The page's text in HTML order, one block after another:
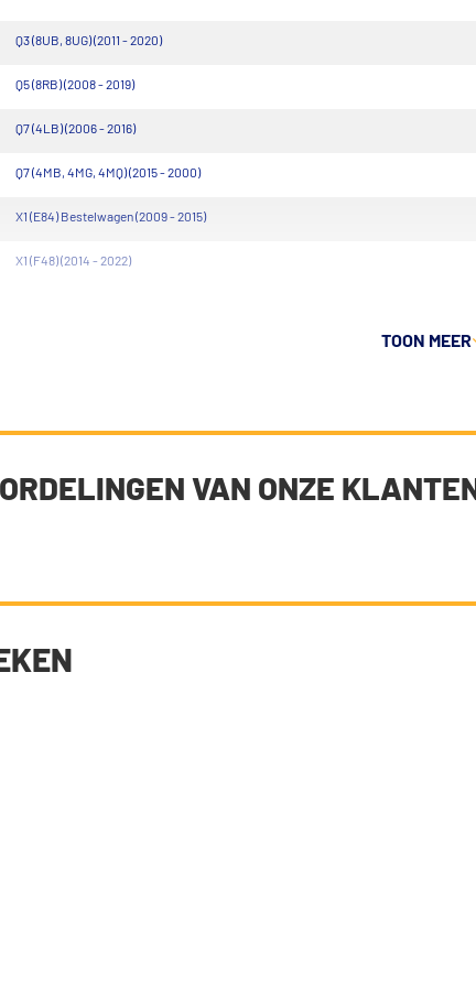
Q3 (8UB, 8UG) (2011 - 2020)
Q5 (8RB) (2008 - 2019)
Q7 (4LB) (2006 - 2016)
Q7 (4MB, 4MG, 4MQ) (2015 - 2000)
X1 (E84) Bestelwagen (2009 - 2015)
X1 (F48) (2014 - 2022)
TOON MEER
VAN ONZE KLANTEN